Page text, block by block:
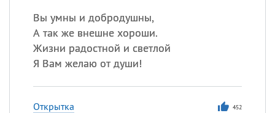
Вы умны и добродушны,
А так же внешне хороши.
Жизни радостной и светлой
Я Вам желаю от души!
Открытка 452